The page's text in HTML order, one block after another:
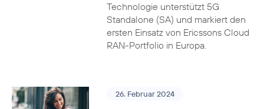
Technologie unterstützt 5G
Standalone (SA) und markiert den
ersten Einsatz von Ericssons Cloud
RAN-Portfolio in Europa.
26. Februar 2024